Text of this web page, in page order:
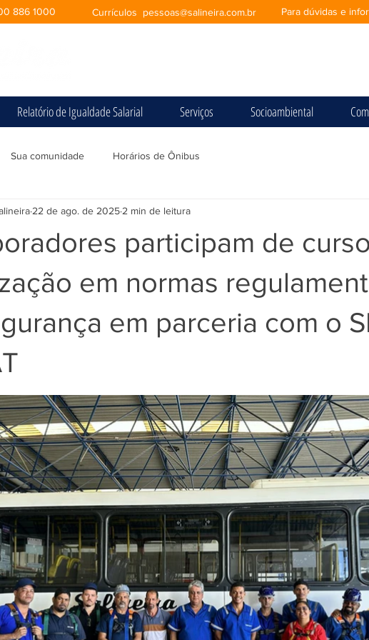
886 1000 Currículos pessoas@salineira.com.br Para dúvidas e
Relatório de Igualdade Salarial Serviços Socioambiental
Sua comunidade Horários de Ônibus
participam de
em normas
em parceria com o
22 de ago. de 2025 2 min de leitura
com NaN de 5 estrelas.